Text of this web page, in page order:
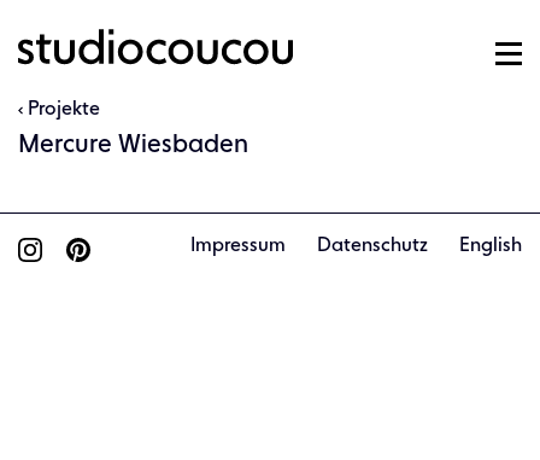
Projekte
Mercure Wiesbaden
Impressum Datenschutz English